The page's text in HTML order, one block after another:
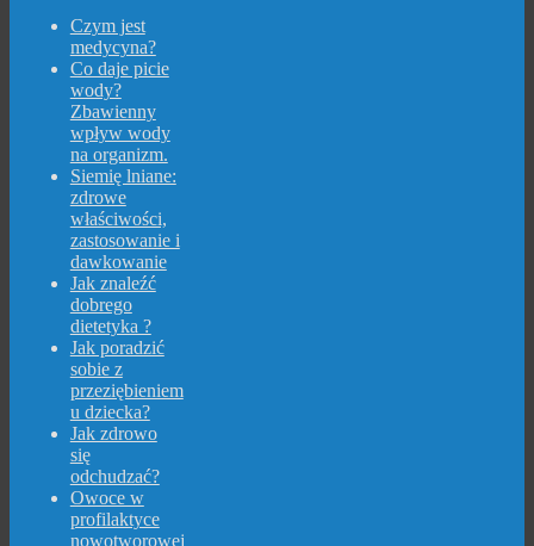
Czym jest
medycyna?
Co daje picie
wody?
Zbawienny
wpływ wody
na organizm.
Siemię lniane:
zdrowe
właściwości,
zastosowanie i
dawkowanie
Jak znaleźć
dobrego
dietetyka ?
Jak poradzić
sobie z
przeziębieniem
u dziecka?
Jak zdrowo
się
odchudzać?
Owoce w
profilaktyce
nowotworowej